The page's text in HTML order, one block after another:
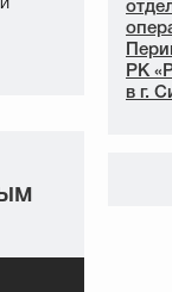
РК
в г.